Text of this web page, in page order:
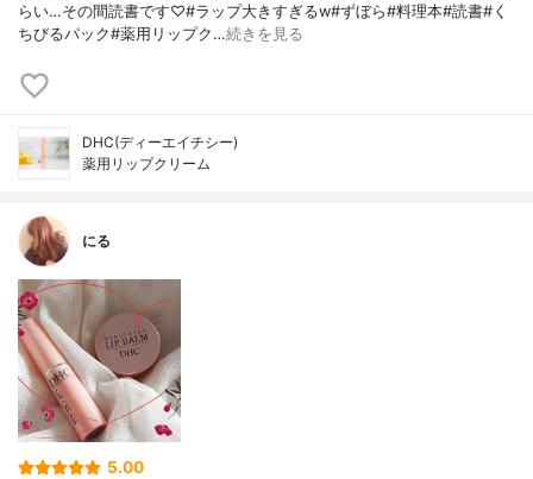
らい…その間読書です♡#ラップ大きすぎるw#ずぼら#料理本#読書#く
ちびるパック#薬用リップク…続きを見る
DHC(ディーエイチシー)
薬用リップクリーム
にる
5.00